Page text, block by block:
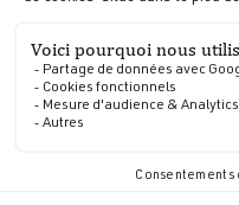
Réalisé par